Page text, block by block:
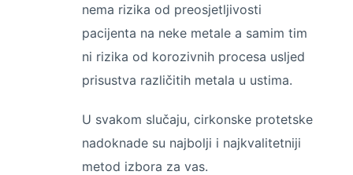
nema rizika od preosjetljivosti
pacijenta na neke metale a samim tim
ni rizika od korozivnih procesa usljed
prisustva različitih metala u ustima.
U svakom slučaju, cirkonske protetske
nadoknade su najbolji i najkvalitetniji
metod izbora za vas.